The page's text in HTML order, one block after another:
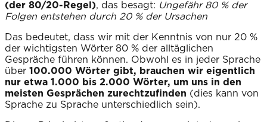
(der 80/20-Regel), das besagt: Ungefähr 80 % der
Folgen entstehen durch 20 % der Ursachen
Das bedeutet, dass wir mit der Kenntnis von nur 20 %
der wichtigsten Wörter 80 % der alltäglichen
Gespräche führen können. Obwohl es in jeder Sprache
über 100.000 Wörter gibt, brauchen wir eigentlich
nur etwa 1.000 bis 2.000 Wörter, um uns in den
meisten Gesprächen zurechtzufinden (dies kann von
Sprache zu Sprache unterschiedlich sein).